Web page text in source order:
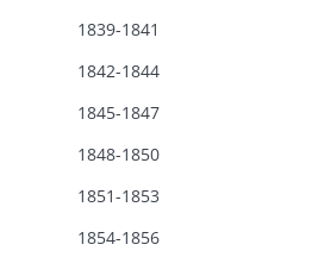
1839-1841
1842-1844
1845-1847
1848-1850
1851-1853
1854-1856